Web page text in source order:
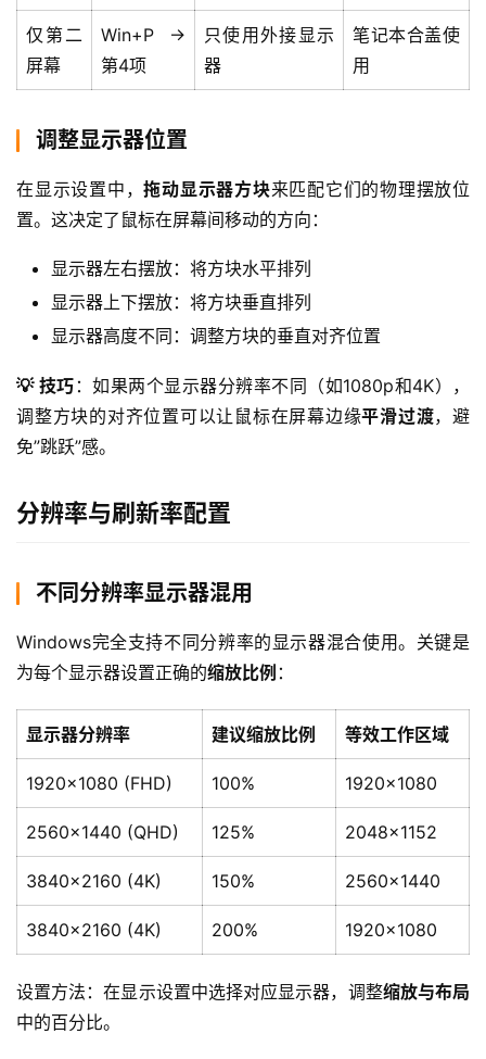
仅第二
屏幕
Win+P →
第4项
只使用外接显示
器
笔记本合盖使
用
调整显示器位置
在显示设置中，拖动显示器方块来匹配它们的物理摆放位
置。这决定了鼠标在屏幕间移动的方向：
显示器左右摆放：将方块水平排列
显示器上下摆放：将方块垂直排列
显示器高度不同：调整方块的垂直对齐位置
💡 技巧 ：如果两个显示器分辨率不同（如1080p和4K），
调整方块的对齐位置可以让鼠标在屏幕边缘平滑过渡，避
免”跳跃”感。
分辨率与刷新率配置
不同分辨率显示器混用
Windows完全支持不同分辨率的显示器混合使用。关键是
为每个显示器设置正确的缩放比例 ：
显示器分辨率 建议缩放比例 等效工作区域
1920×1080 (FHD) 100% 1920×1080
2560×1440 (QHD) 125% 2048×1152
3840×2160 (4K) 150% 2560×1440
3840×2160 (4K) 200% 1920×1080
设置方法：在显示设置中选择对应显示器，调整缩放与布局
中的百分比。